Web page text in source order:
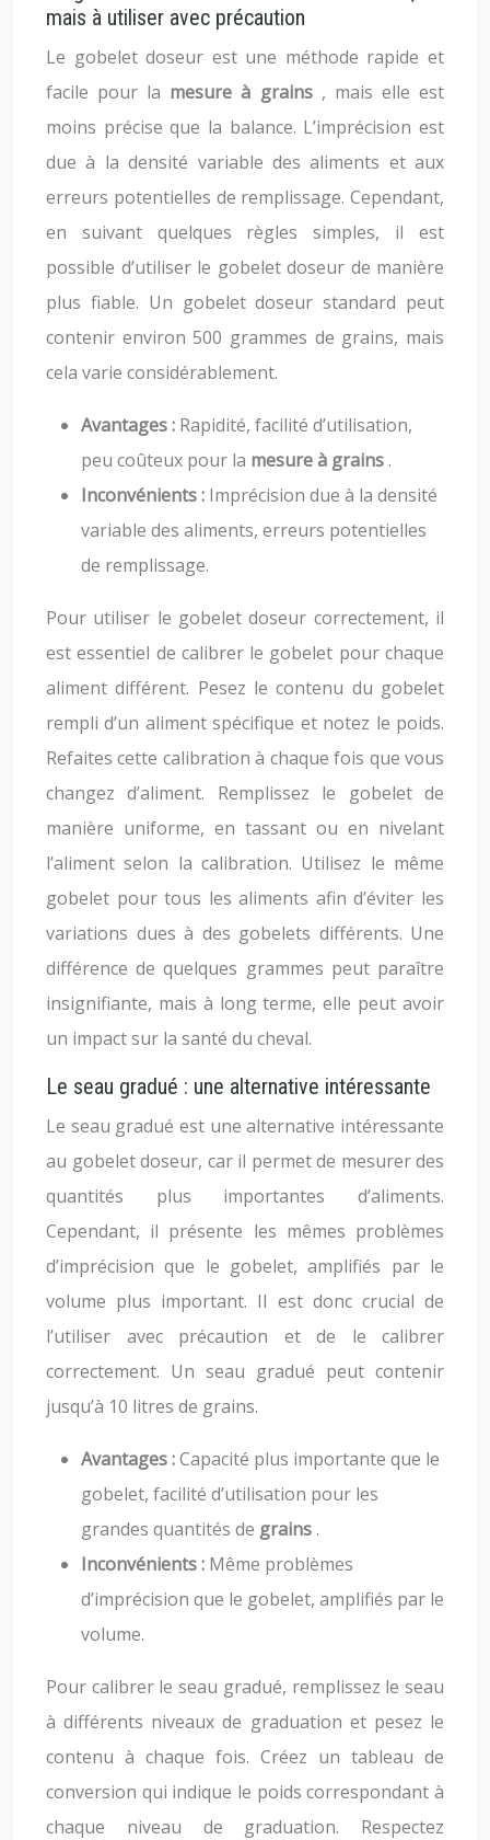
mais à utiliser avec précaution
Le gobelet doseur est une méthode rapide et
facile pour la mesure à grains , mais elle est
moins précise que la balance. L’imprécision est
due à la densité variable des aliments et aux
erreurs potentielles de remplissage. Cependant,
en suivant quelques règles simples, il est
possible d’utiliser le gobelet doseur de manière
plus fiable. Un gobelet doseur standard peut
contenir environ 500 grammes de grains, mais
cela varie considérablement.
Avantages : Rapidité, facilité d’utilisation,
peu coûteux pour la mesure à grains.
Inconvénients : Imprécision due à la densité
variable des aliments, erreurs potentielles
de remplissage.
Pour utiliser le gobelet doseur correctement, il
est essentiel de calibrer le gobelet pour chaque
aliment différent. Pesez le contenu du gobelet
rempli d’un aliment spécifique et notez le poids.
Refaites cette calibration à chaque fois que vous
changez d’aliment. Remplissez le gobelet de
manière uniforme, en tassant ou en nivelant
l’aliment selon la calibration. Utilisez le même
gobelet pour tous les aliments afin d’éviter les
variations dues à des gobelets différents. Une
différence de quelques grammes peut paraître
insignifiante, mais à long terme, elle peut avoir
un impact sur la santé du cheval.
Le seau gradué : une alternative intéressante
Le seau gradué est une alternative intéressante
au gobelet doseur, car il permet de mesurer des
quantités plus importantes d’aliments.
Cependant, il présente les mêmes problèmes
d’imprécision que le gobelet, amplifiés par le
volume plus important. Il est donc crucial de
l’utiliser avec précaution et de le calibrer
correctement. Un seau gradué peut contenir
jusqu’à 10 litres de grains.
Avantages :Capacité plus importante que le
gobelet, facilité d’utilisation pour les
grandes quantités de grains.
Inconvénients : Même problèmes
d’imprécision que le gobelet, amplifiés par le
volume.
Pour calibrer le seau gradué, remplissez le seau
à différents niveaux de graduation et pesez le
contenu à chaque fois. Créez un tableau de
conversion qui indique le poids correspondant à
chaque niveau de graduation. Respectez